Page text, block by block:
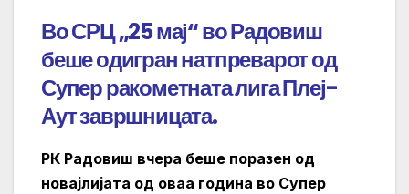
Во СРЦ „25 мај“ во Радовиш
беше одигран натпреварот од
Супер ракометната лига Плеј-
Аут завршницата.
РК Радовиш вчера беше поразен од
новајлијата од оваа година во Супер